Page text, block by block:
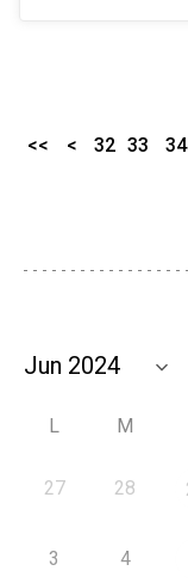
<< < 32 33 34
L M
27 28
3 4